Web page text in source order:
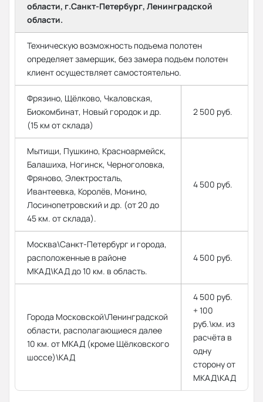
области, г.Санкт-Петербург, Ленинградской
области.
Техническую возможность подъема полотен
определяет замерщик, без замера подъем полотен
клиент осуществляет самостоятельно.
Фрязино, Щёлково, Чкаловская,
Биокомбинат, Новый городок и др.
(15 км от склада)
2 500 руб.
Мытищи, Пушкино, Красноармейск,
Балашиха, Ногинск, Черноголовка,
Фряново, Электросталь,
Ивантеевка, Королёв, Монино,
Лосинопетровский и др. (от 20 до
45 км. от склада).
4 500 руб.
Москва\Санкт-Петербург и города,
расположенные в районе
МКАД\КАД до 10 км. в область.
4 500 руб.
Города Московской\Ленинградской
области, располагающиеся далее
10 км. от МКАД (кроме Щёлковского
шоссе)\КАД
4 500 руб.
+ 100
руб.\км. из
расчёта в
одну
сторону от
МКАД\КАД